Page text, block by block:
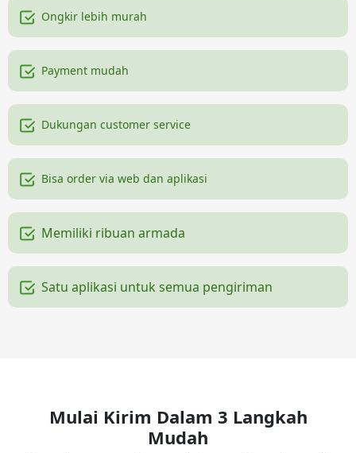
Ongkir lebih murah
Payment mudah
Dukungan customer service
Bisa order via web dan aplikasi
Memiliki ribuan armada
Satu aplikasi untuk semua pengiriman
Mulai Kirim Dalam 3 Langkah
Mudah